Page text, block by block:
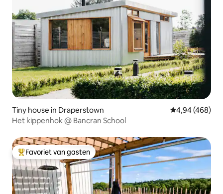
Tiny house in Draperstown Gemiddelde
4,94 (468)
Het kippenhok @ Bancran School
Topfavoriet van gasten
Favoriet van gasten